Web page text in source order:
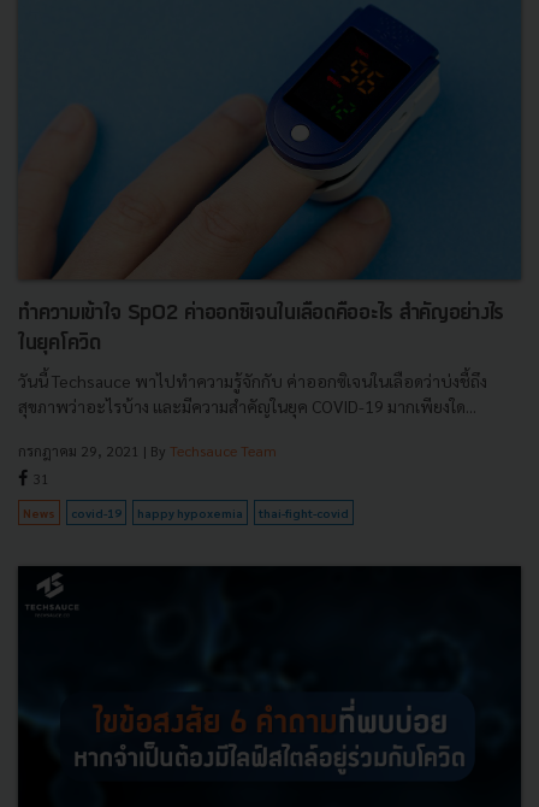
ทำความเข้าใจ SpO2 ค่าออกซิเจนในเลือดคืออะไร สำคัญอย่างไร
ในยุคโควิด
วันนี้ Techsauce พาไปทำความรู้จักกับ ค่าออกซิเจนในเลือดว่าบ่งชี้ถึง
สุขภาพว่าอะไรบ้าง และมีความสำคัญในยุค COVID-19 มากเพียงใด...
กรกฎาคม 29, 2021 | By Techsauce Team
31
News covid-19 happy hypoxemia thai-fight-covid